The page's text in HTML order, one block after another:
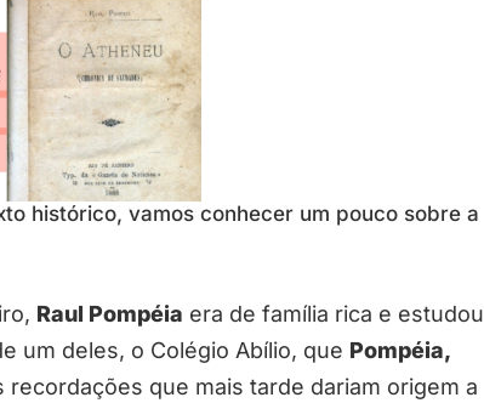
histórico, vamos conhecer um pouco sobre a
Raul Pompéia era de família rica e estudou
um deles, o Colégio Abílio, que Pompéia,
que mais tarde dariam origem a